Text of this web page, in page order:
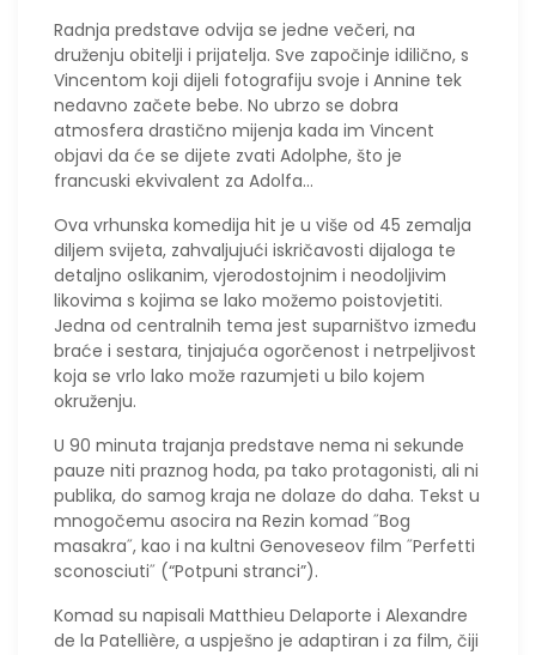
Radnja predstave odvija se jedne večeri, na
druženju obitelji i prijatelja. Sve započinje idilično, s
Vincentom koji dijeli fotografiju svoje i Annine tek
nedavno začete bebe. No ubrzo se dobra
atmosfera drastično mijenja kada im Vincent
objavi da će se dijete zvati Adolphe, što je
francuski ekvivalent za Adolfa…
Ova vrhunska komedija hit je u više od 45 zemalja
diljem svijeta, zahvaljujući iskričavosti dijaloga te
detaljno oslikanim, vjerodostojnim i neodoljivim
likovima s kojima se lako možemo poistovjetiti.
Jedna od centralnih tema jest suparništvo između
braće i sestara, tinjajuća ogorčenost i netrpeljivost
koja se vrlo lako može razumjeti u bilo kojem
okruženju.
U 90 minuta trajanja predstave nema ni sekunde
pauze niti praznog hoda, pa tako protagonisti, ali ni
publika, do samog kraja ne dolaze do daha. Tekst u
mnogočemu asocira na Rezin komad ˝Bog
masakra˝, kao i na kultni Genoveseov film ˝Perfetti
sconosciuti˝ (“Potpuni stranci”).
Komad su napisali Matthieu Delaporte i Alexandre
de la Patellière, a uspješno je adaptiran i za film, čiji